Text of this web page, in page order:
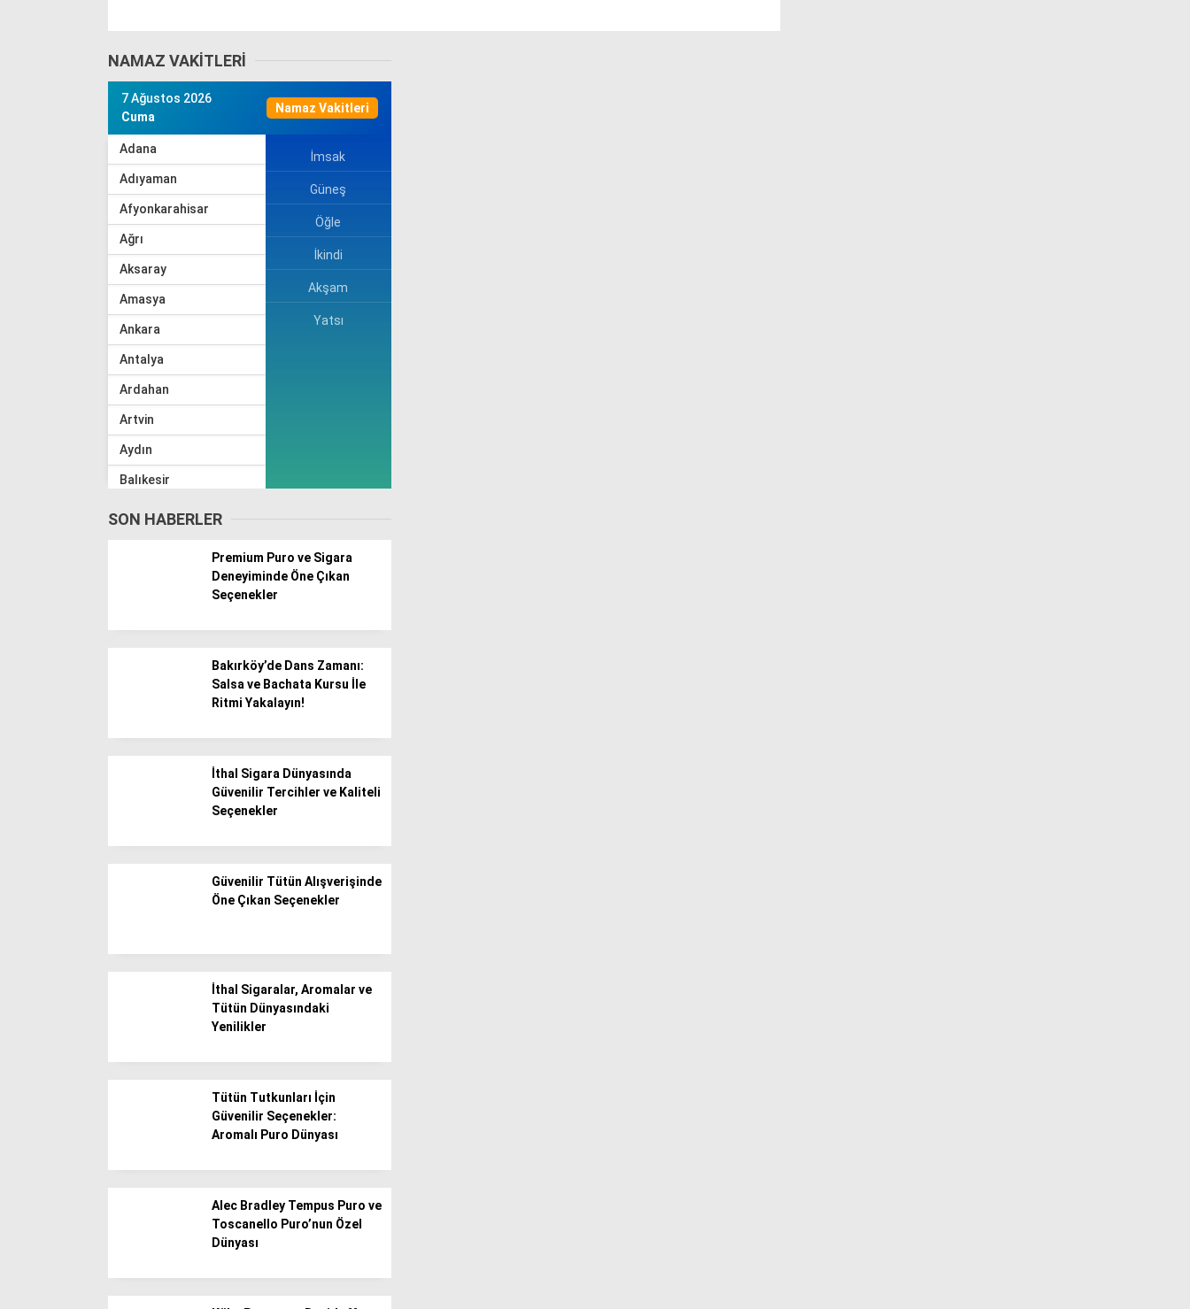
NAMAZ VAKITLERI
7 Ağustos 2026
Cuma
Namaz Vakitleri
Adana
Adıyaman
Afyonkarahisar
Ağrı
Aksaray
Amasya
Ankara
Antalya
Ardahan
Artvin
Aydın
Balıkesir
Bingöl
Gümüşhane
İmsak
Güneş
Öğle
İkindi
Akşam
Yatsı
SON HABERLER
Premium Puro ve Sigara
Deneyiminde Öne Çıkan
Seçenekler
Bakırköy’de Dans Zamanı:
Salsa ve Bachata Kursu İle
Ritmi Yakalayın!
İthal Sigara Dünyasında
Güvenilir Tercihler ve Kaliteli
Seçenekler
Güvenilir Tütün Alışverişinde
Öne Çıkan Seçenekler
İthal Sigaralar, Aromalar ve
Tütün Dünyasındaki
Yenilikler
Tütün Tutkunları İçin
Güvenilir Seçenekler:
Aromalı Puro Dünyası
Alec Bradley Tempus Puro ve
Toscanello Puro’nun Özel
Dünyası